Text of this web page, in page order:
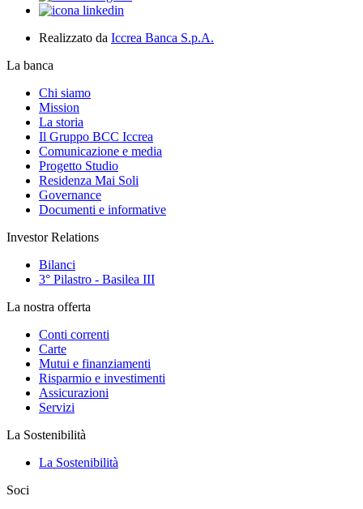
Realizzato da Iccrea Banca S.p.A.
La banca
Chi siamo
Mission
La storia
Il Gruppo BCC Iccrea
Comunicazione e media
Progetto Studio
Residenza Mai Soli
Governance
Documenti e informative
Investor Relations
Bilanci
3° Pilastro - Basilea III
La nostra offerta
Conti correnti
Carte
Mutui e finanziamenti
Risparmio e investimenti
Assicurazioni
Servizi
La Sostenibilità
La Sostenibilità
Soci